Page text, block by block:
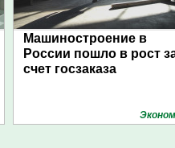
Машиностроение в
России пошло в рост
счет госзаказа